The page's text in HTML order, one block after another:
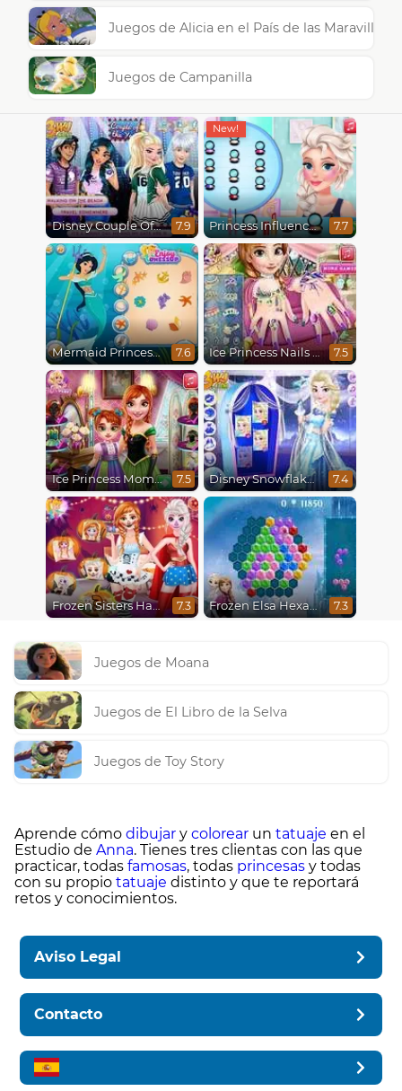
Juegos de Alicia en el País de las Maravillas
Juegos de Campanilla
Disney Couple Of The Year 7.9 Princess Influencer Winter Wonderland 7.7
Mermaid Princesses 7.6 Ice Princess Nails Spa 7.5
Ice Princess Mommy Real Makeover 7.5 Disney Snowflakes Winter Ball 7.4
Frozen Sisters Halloween Party 7.3 Frozen Elsa Hexagon Puzzle 7.3
Juegos de Moana
Juegos de El Libro de la Selva
Juegos de Toy Story
Aprende cómo dibujar y colorear un tatuaje en el
Estudio de Anna. Tienes tres clientas con las que
practicar, todas famosas, todas princesas y todas
con su propio tatuaje distinto y que te reportará
retos y conocimientos.
Aviso Legal
Contacto